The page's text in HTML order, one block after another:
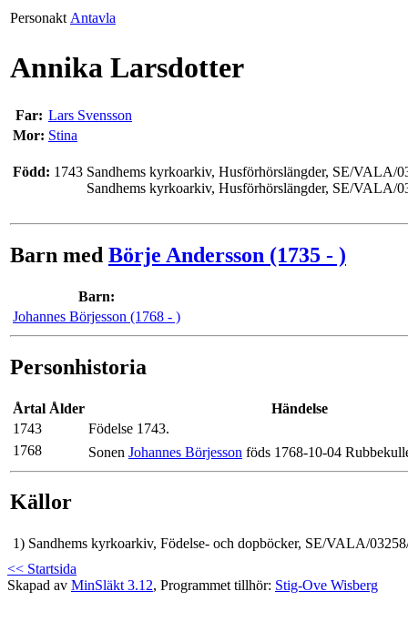
Personakt Antavla
Annika Larsdotter
Far: Lars Svensson
Mor: Stina
Född: 1743 Sandhems kyrkoarkiv, Husförhörslängder, SE/VALA/
Sandhems kyrkoarkiv, Husförhörslängder, SE/VALA/
Barn med Börje Andersson (1735 - )
Barn:
Johannes Börjesson (1768 - )
Personhistoria
Årtal Ålder
Händelse
1743
Födelse 1743.
1768
Sonen Johannes Börjesson föds 1768-10-04
Källor
1) Sandhems kyrkoarkiv, Födelse- och dopböcker, SE/VALA/
<< Startsida
Skapad av MinSläkt 3.12, Programmet tillhör: Stig-Ove Wisberg